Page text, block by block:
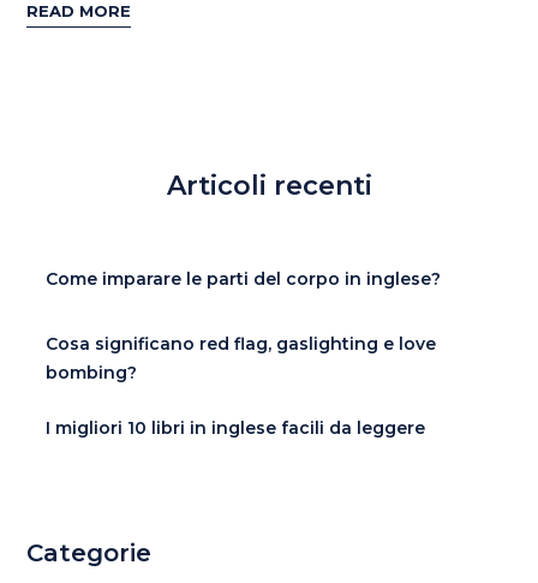
READ MORE
Articoli recenti
Come imparare le parti del corpo in inglese?
Cosa significano red flag, gaslighting e love
bombing?
I migliori 10 libri in inglese facili da leggere
Categorie